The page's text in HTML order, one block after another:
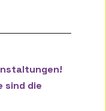
sind die